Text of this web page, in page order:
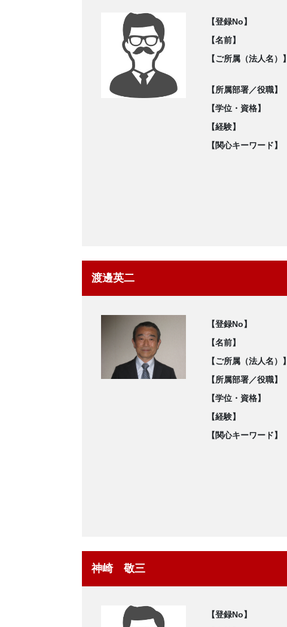
【登録No】
【名前】
【ご所属（法人名）】
【所属部署／役職】
【学位・資格】
【経験】
【関心キーワード】
渡邊英二
【登録No】
【名前】
【ご所属（法人名）】
【所属部署／役職】
【学位・資格】
【経験】
【関心キーワード】
神崎 敬三
【登録No】